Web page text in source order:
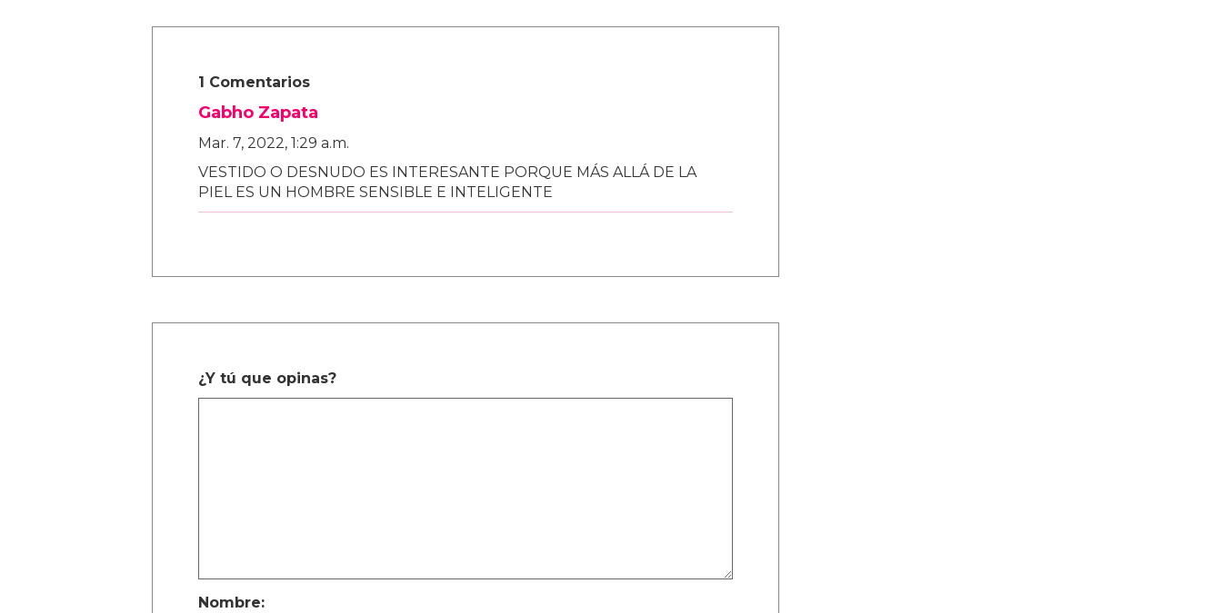
1 Comentarios
Gabho Zapata
Mar. 7, 2022, 1:29 a.m.
VESTIDO O DESNUDO ES INTERESANTE PORQUE MÁS ALLÁ DE LA
PIEL ES UN HOMBRE SENSIBLE E INTELIGENTE
¿Y tú que opinas?
Nombre: